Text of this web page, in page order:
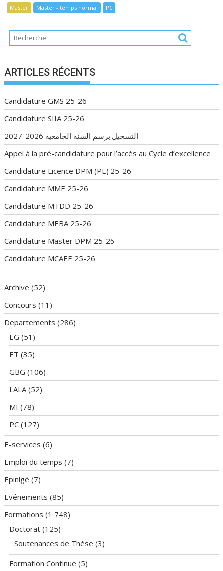
Master Master - temps normal PC
ARTICLES RÉCENTS
Candidature GMS 25-26
Candidature SIIA 25-26
التسجيل برسم السنة الجامعية 2026-2027
Appel à la pré-candidature pour l’accès au Cycle d’excellence
Candidature Licence DPM (PE) 25-26
Candidature MME 25-26
Candidature MTDD 25-26
Candidature MEBA 25-26
Candidature Master DPM 25-26
Candidature MCAEE 25-26
Archive (52)
Concours (11)
Departements (286)
EG (51)
ET (35)
GBG (106)
LALA (52)
MI (78)
PC (127)
E-services (6)
Emploi du temps (7)
Epinlgé (7)
Evénements (85)
Formations (1 748)
Doctorat (125)
Soutenances de Thèse (3)
Formation Continue (5)